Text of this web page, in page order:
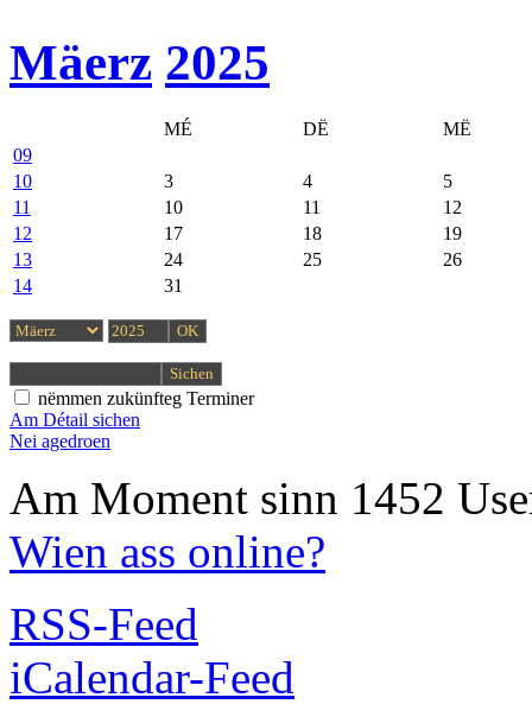
Mäerz 2025
MÉ DË
MË
09
10
3 4
5
11
10 11
12
12
17 18
19
13
24 25
26
14
31
nëmmen zukünfteg Terminer
Am Détail sichen
Nei agedroen
Am Moment sinn 1452
Wien ass online?
RSS-Feed
iCalendar-Feed